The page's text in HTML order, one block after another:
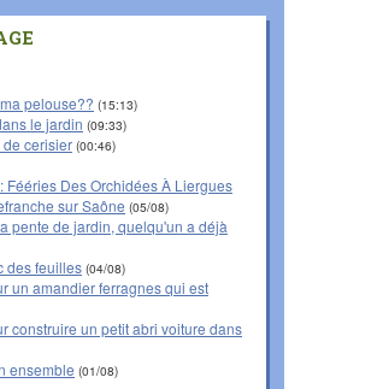
pelouse?? (15:13)
le jardin (09:33)
cerisier(00:46)
Fééries Des Orchidées À Liergues
sur Saône (05/08)
pente de jardin, quelqu'un a déjà
des feuilles (04/08)
un amandier ferragnes qui est
construire un petit abri voiture dans
ensemble (01/08)